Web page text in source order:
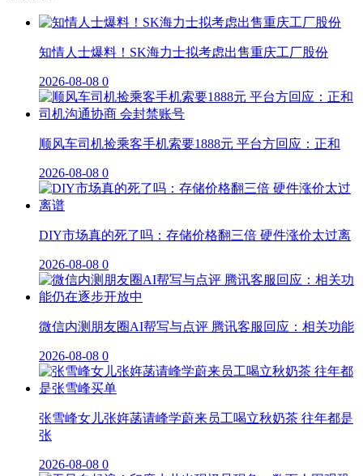
知情人士爆料！SK海力士拟考虑出售重庆工厂股份
2026-08-08 0
顺风车司机捡乘客手机索要1888元 平台方回应：正和
2026-08-08 0
DIY市场真的死了吗：存储价格翻三倍 硬件涨价太过离
2026-08-08 0
微信内测朋友圈AI帮写与点评 腾讯客服回应：相关功能
2026-08-08 0
张雪峰女儿张姩菡请峰学蔚来员工喝立秋奶茶 往年都是
张
2026-08-08 0